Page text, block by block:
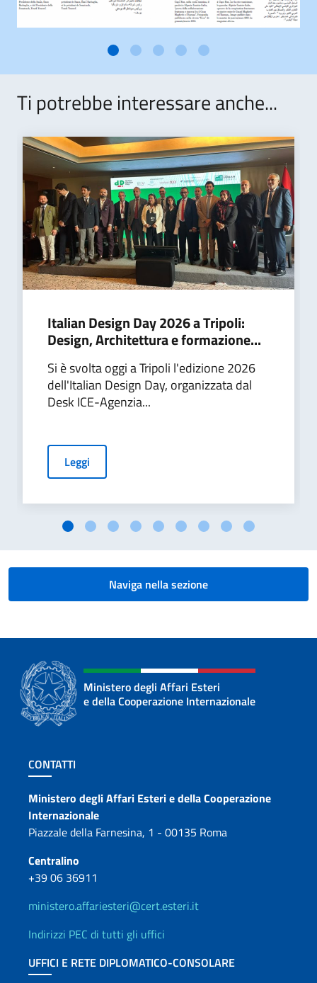
Ti potrebbe interessare anche...
Italian Design Day 2026 a Tripoli:
Design, Architettura e formazione...
Si è svolta oggi a Tripoli l'edizione 2026
dell'Italian Design Day, organizzata dal
Desk ICE-Agenzia...
Leggi
Naviga nella sezione
Ministero degli Affari Esteri
e della Cooperazione Internazionale
Sezione footer
CONTATTI
Contatti
Ministero degli Affari Esteri e della Cooperazione
Internazionale
Piazzale della Farnesina, 1 - 00135 Roma
Centralino
+39 06 36911
ministero.affariesteri@cert.esteri.it
Indirizzi PEC di tutti gli uffici
UFFICI E RETE DIPLOMATICO-CONSOLARE